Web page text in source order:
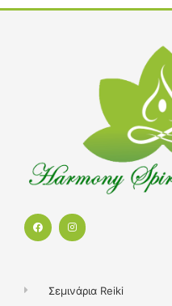
F
a
I
n
m
Σεμινάρια Reiki